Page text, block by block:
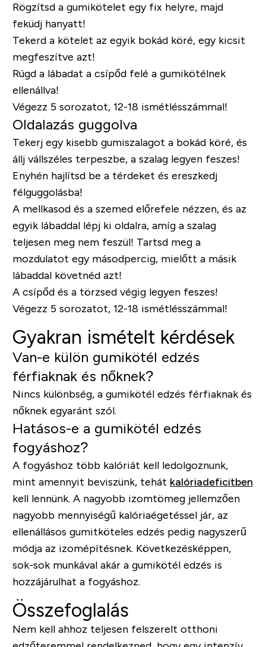
Rögzítsd a gumikötelet egy fix helyre, majd
feküdj hanyatt!
Tekerd a kötelet az egyik bokád köré, egy kicsit
megfeszítve azt!
Rúgd a lábadat a csípőd felé a gumikötélnek
ellenállva!
Végezz 5 sorozatot, 12-18 ismétlésszámmal!
Oldalazás guggolva
Tekerj egy kisebb gumiszalagot a bokád köré, és
állj vállszéles terpeszbe, a szalag legyen feszes!
Enyhén hajlítsd be a térdeket és ereszkedj
félguggolásba!
A mellkasod és a szemed előrefele nézzen, és az
egyik lábaddal lépj ki oldalra, amíg a szalag
teljesen meg nem feszül! Tartsd meg a
mozdulatot egy másodpercig, mielőtt a másik
lábaddal követnéd azt!
A csípőd és a törzsed végig legyen feszes!
Végezz 5 sorozatot, 12-18 ismétlésszámmal!
Gyakran ismételt kérdések
Van-e külön gumikötél edzés
férfiaknak és nőknek?
Nincs különbség, a gumikötél edzés férfiaknak és
nőknek egyaránt szól.
Hatásos-e a gumikötél edzés
fogyáshoz?
A fogyáshoz több kalóriát kell ledolgoznunk,
mint amennyit beviszünk, tehát kalóriadeficitben
kell lennünk. A nagyobb izomtömeg jellemzően
nagyobb mennyiségű kalóriaégetéssel jár, az
ellenállásos gumitköteles edzés pedig nagyszerű
módja az izomépítésnek. Következésképpen,
sok-sok munkával akár a gumikötél edzés is
hozzájárulhat a fogyáshoz.
Összefoglalás
Nem kell ahhoz teljesen felszerelt otthoni